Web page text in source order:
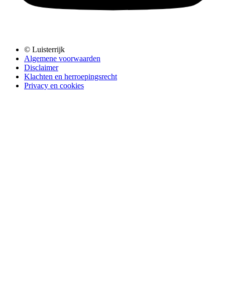
© Luisterrijk
Algemene voorwaarden
Disclaimer
Klachten en herroepingsrecht
Privacy en cookies